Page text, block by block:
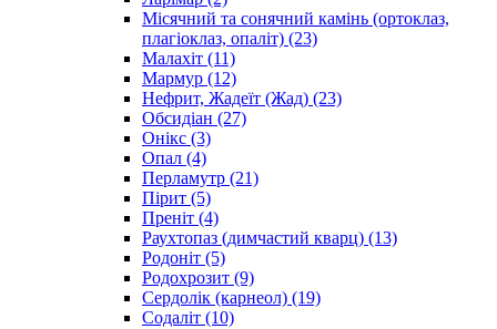
Місячний та сонячний камінь (ортоклаз,
плагіоклаз, опаліт) (23)
Малахіт (11)
Мармур (12)
Нефрит, Жадеїт (Жад) (23)
Обсидіан (27)
Онікс (3)
Опал (4)
Перламутр (21)
Пірит (5)
Преніт (4)
Раухтопаз (димчастий кварц) (13)
Родоніт (5)
Родохрозит (9)
Сердолік (карнеол) (19)
Содаліт (10)